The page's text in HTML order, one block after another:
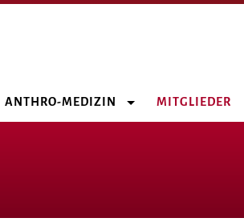
ANTHRO-MEDIZIN MITGLIEDER